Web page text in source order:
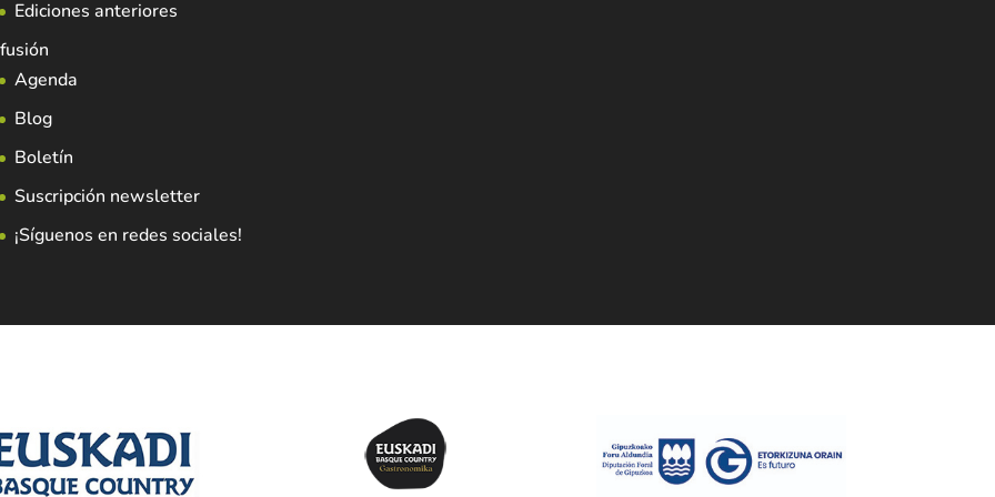
Ediciones anteriores
Agenda
Blog
Boletín
Suscripción newsletter
¡Síguenos en redes sociales!